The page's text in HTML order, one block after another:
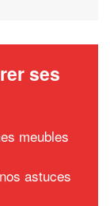
ses
meubles
astuces